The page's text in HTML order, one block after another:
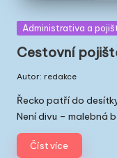
Posted
Administrativa a
Cestovní
Posted
by
Autor: redakce
Řecko patří do
Není divu – malebná
Číst více